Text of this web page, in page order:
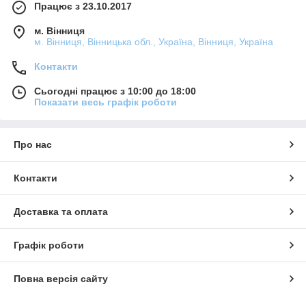
Працює з 23.10.2017
м. Вінниця
м. Вінниця, Вінницька обл., Україна, Вінниця, Україна
Контакти
Сьогодні працює з 10:00 до 18:00
Показати весь графік роботи
Про нас
Контакти
Доставка та оплата
Графік роботи
Повна версія сайту